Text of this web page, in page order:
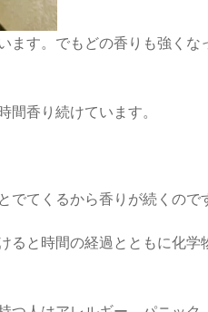
ます。でもどの香りも強くな
間香り続けています。
てくるから香りが続くので
ると時間の経過とともに化学